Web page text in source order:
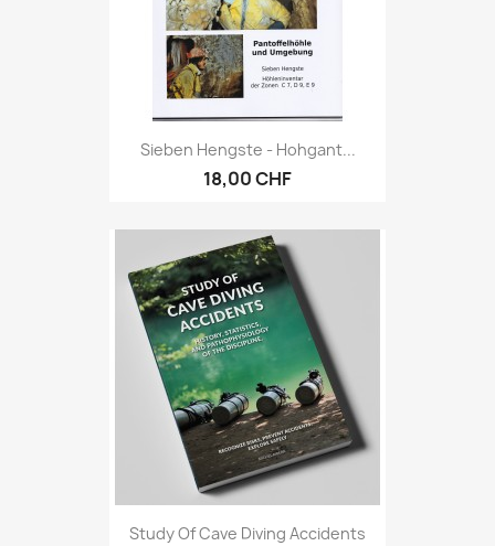
Sieben Hengste - Hohgant...
18,00 CHF
Study Of Cave Diving Accidents